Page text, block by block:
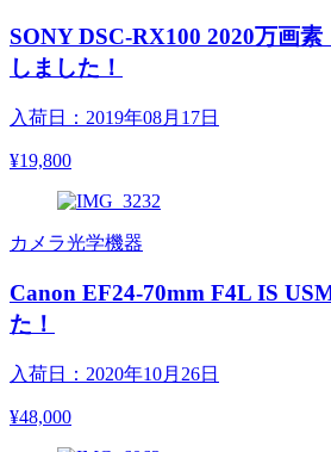
SONY DSC-RX100 2020万画
しました！
入荷日：2019年08月17日
¥19,800
カメラ光学機器
Canon EF24-70mm F4L IS
た！
入荷日：2020年10月26日
¥48,000